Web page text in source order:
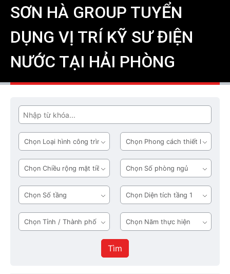
SƠN HÀ GROUP TUYỂN
DỤNG VỊ TRÍ KỸ SƯ ĐIỆN
NƯỚC TẠI HẢI PHÒNG
Tìm
Loại
hình
công
trình
Phong
cách
thiết
kế
Chiều
rộng
mặt
tiền
Số
phòng
ngủ
Số
tầng
Diện
tích
tầng
1
Tỉnh
/
Năm
thực
hiện
Tìm